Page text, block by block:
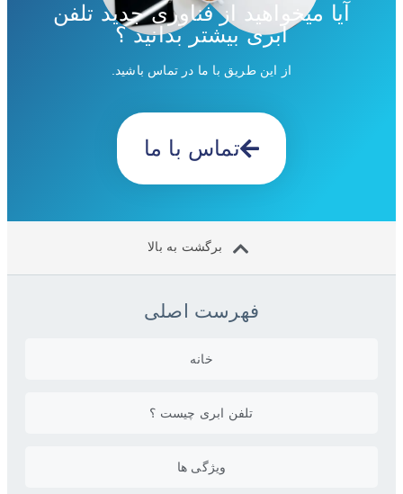
آیا میخواهید از فناوری جدید تلفن
ابری بیشتر بدانید ؟
از این طریق با ما در تماس باشید.
تماس با ما
برگشت به بالا
فهرست اصلی
خانه
تلفن ابری چیست ؟
ویژگی ها